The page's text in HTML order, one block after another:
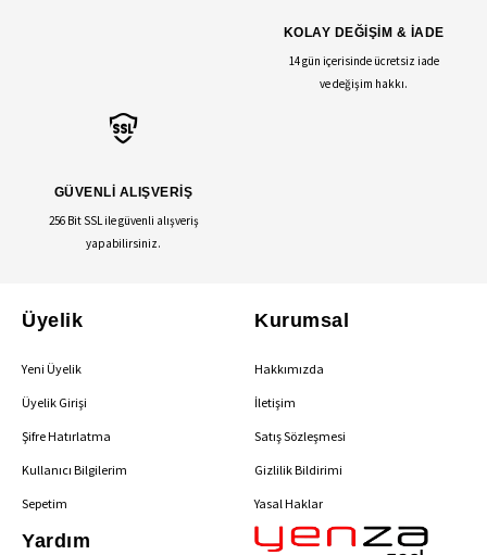
KOLAY DEĞİŞİM & İADE
14 gün içerisinde ücretsiz iade
ve değişim hakkı.
GÜVENLİ ALIŞVERİŞ
256 Bit SSL ile güvenli alışveriş
yapabilirsiniz.
Üyelik
Yeni Üyelik
Üyelik Girişi
Şifre Hatırlatma
Kullanıcı Bilgilerim
Sepetim
Kurumsal
Hakkımızda
İletişim
Satış Sözleşmesi
Gizlilik Bildirimi
Yasal Haklar
Yardım